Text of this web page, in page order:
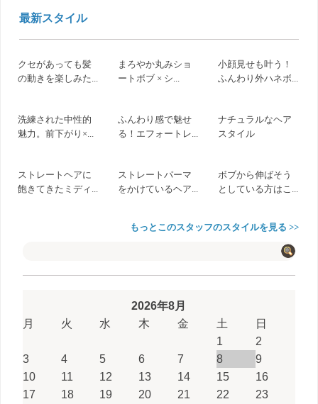
最新スタイル
クセがあっても髪
の動きを楽しみた...
まろやか丸みショ
ートボブ × シ...
小顔見せも叶う！
ふんわり外ハネボ...
洗練された中性的
魅力。前下がり×...
ふんわり感で魅せ
る！エフォートレ...
ナチュラルなヘア
スタイル
ストレートヘアに
飽きてきたミディ...
ストレートパーマ
をかけているヘア...
ボブから伸ばそう
としている方はこ...
もっとこのスタッフのスタイルを見る >>
2026年8月
月
火 水 木 金 土 日
1
2
3
4 5 6 7 8
9
10
11 12 13 14 15
16
17
18 19 20 21 22
23